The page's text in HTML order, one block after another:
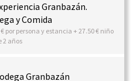
Granbazán.
y Comida
€ por persona y estancia + 27.50 € niño
2 años
Granbazán